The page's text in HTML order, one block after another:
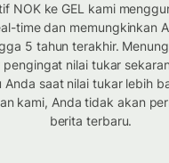
NOK ke GEL kami
time dan memungkinkan
5 tahun terakhir.
pengingat nilai tukar
Anda saat nilai tukar lebih
kami, Anda tidak akan
berita terbaru.